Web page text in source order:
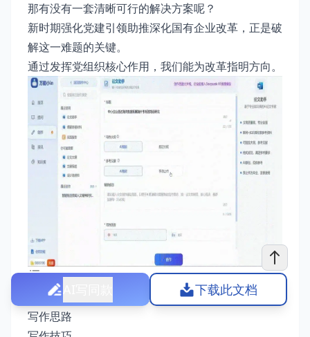
那有没有一套清晰可行的解决方案呢？
新时期强化党建引领助推深化国有企业改革，正是破
解这一难题的关键。
通过发挥党组织核心作用，我们能为改革指明方向。
新时期强化党建引领助推深化国有企业改革写作指南
写作思路
下载此文档